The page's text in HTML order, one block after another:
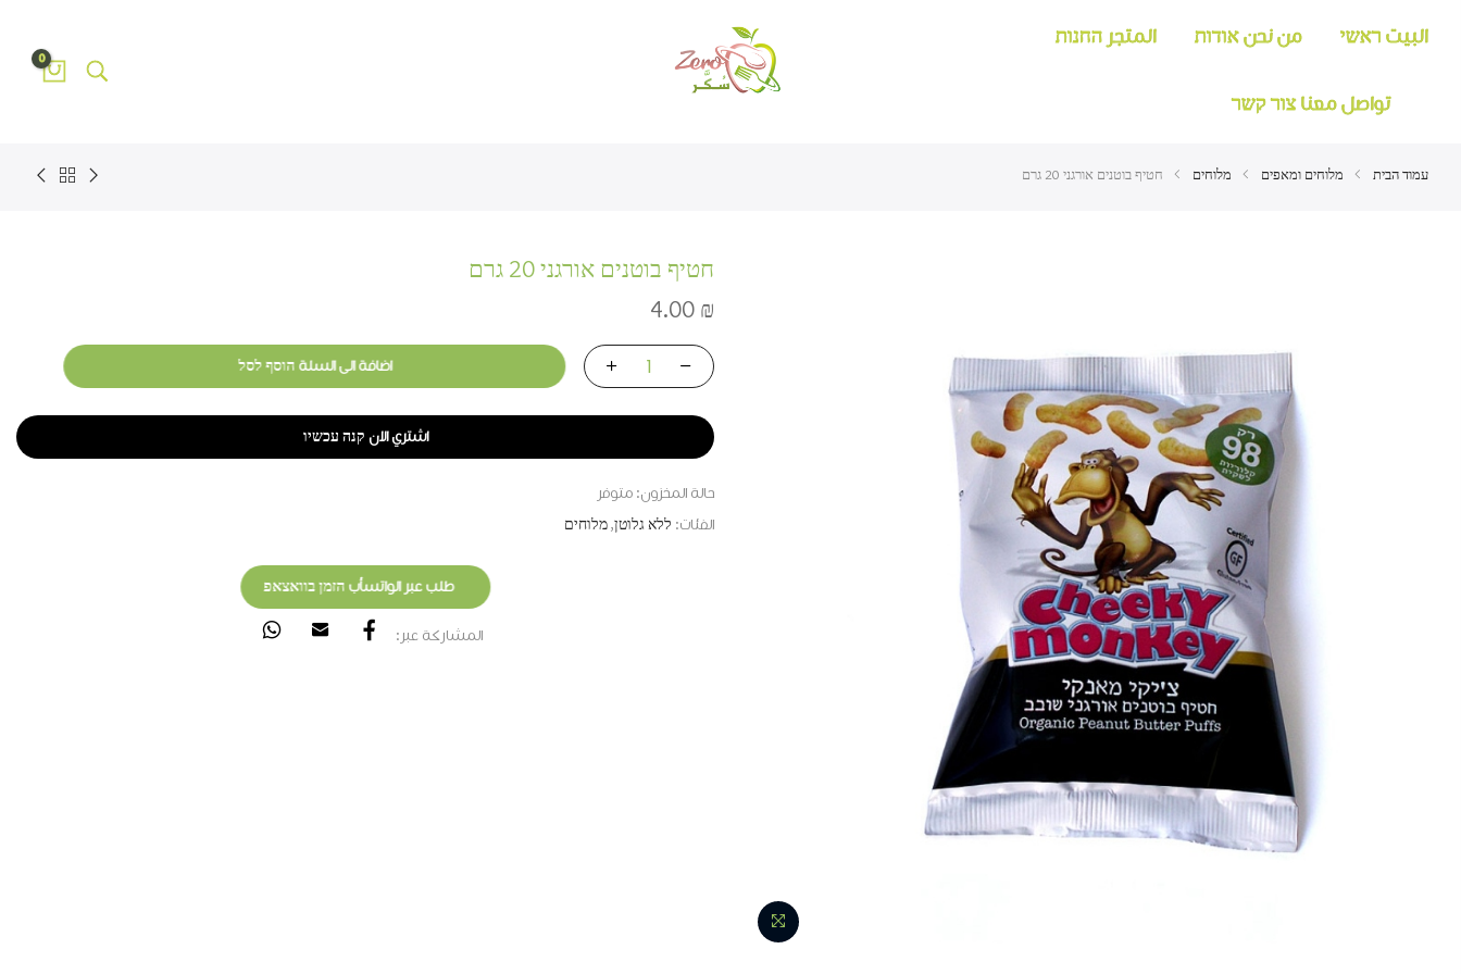
البيت ראשי من نحن אודות المتجر החנות
تواصل معنا צור קשר
0
עמוד הבית מלוחים ומאפים מלוחים חטיף בוטנים אורגני 20 גרם
חטיף בוטנים אורגני 20 גרם
4.00 ₪
اضافة الى السلة הוסף לסל
اشتري الان קנה עכשיו
حالة المخزون: متوفر
الفئات: ללא גלוטן,מלוחים
طلب عبر الواتسأب הזמן בוואצאפ
المشاركة عبر: